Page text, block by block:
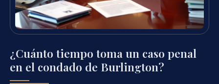
¿Cuánto tiempo toma un caso penal
en el condado de Burlington?